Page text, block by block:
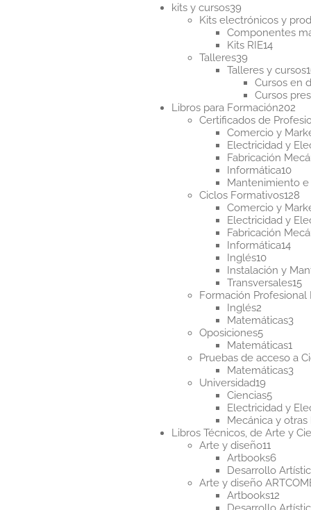
kits y cursos39
productos
Kits electrónicos y
Componentes
Kits RIE1414
Talleres39
productos
Talleres y cursos
Cursos en
Cursos
Libros para Formación202
Certificados de
Comercio y
Electricidad y
Fabricación
Informática1010
Mantenimiento
Ciclos Formativos128
Comercio y
Electricidad y
Fabricación
Informática1414
Inglés1010
Instalación y
Transversales1515
Formación Profesional
Inglés2
productos
Matemáticas33
Oposiciones55
productos
Matemáticas1
Pruebas de acceso a
Matemáticas33
Universidad19
productos
Ciencias55
Electricidad y
Mecánica y otras
Libros Técnicos, de Arte y
Arte y diseño11
Artbooks66
Desarrollo
Arte y diseño
Artbooks12